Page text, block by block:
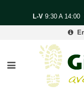
L-V9:30 A 14:00